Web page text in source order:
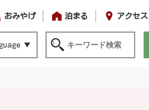
おみやげ 泊まる アクセス